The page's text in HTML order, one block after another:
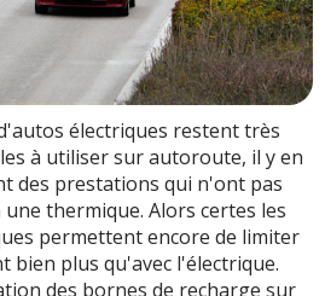
électriques restent très
à utiliser sur autoroute, il y en
des prestations qui n'ont pas
thermique. Alors certes les
permettent encore de limiter
bien plus qu'avec l'électrique.
des bornes de recharge sur